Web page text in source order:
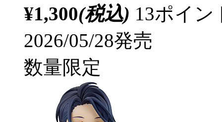
¥1,300(税込) 13ポイ
2026/05/28発売
数量限定